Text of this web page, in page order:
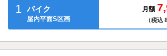
1 バイク
屋内平面S区画
月額
（税込